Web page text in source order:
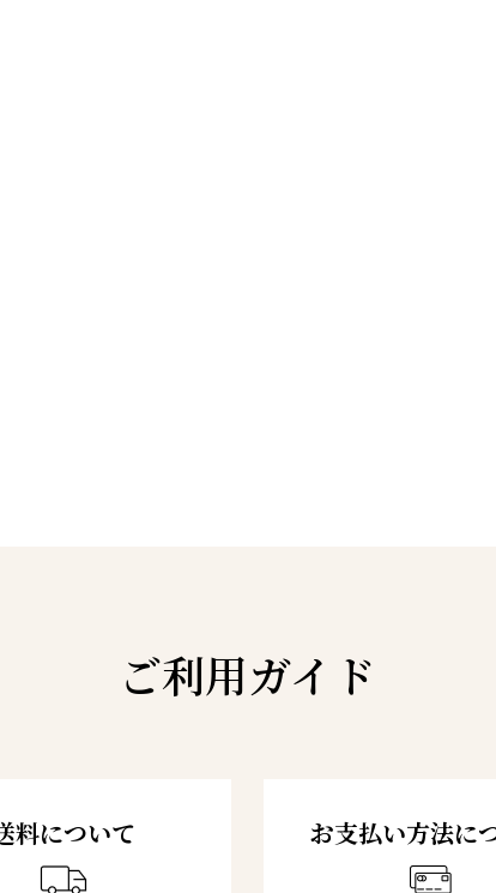
ご利用ガイド
料について お支払い方法に